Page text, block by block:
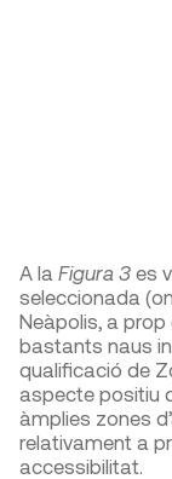
A la Figura 3 es
seleccionada
Neàpolis, a prop
bastants naus
qualificació de
aspecte positiu
àmplies zones
relativament a
accessibilitat.